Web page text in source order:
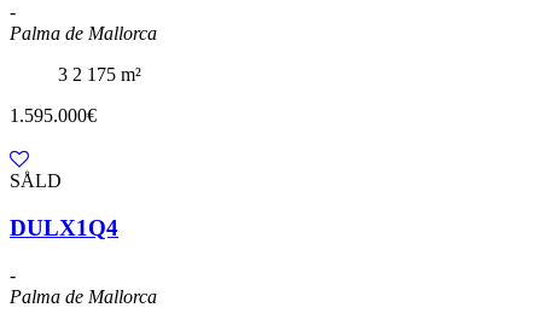
-
Palma de Mallorca
3 2 175 m²
1.595.000€
SÅLD
DULX1Q4
-
Palma de Mallorca